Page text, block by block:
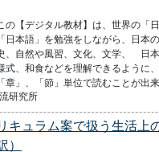
の【デジタル教材】は、世界の「
「日本語」を勉強をしながら、日本
、自然や風習、文化、文学、 日
式、和食などを理解できるように、
「章」、「節」単位で読むことが出
研究所
キュラム案で扱う生活上
）